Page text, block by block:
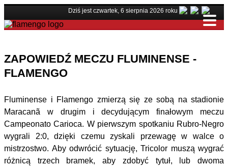
Dziś jest czwartek, 6 sierpnia 2026 roku
ZAPOWIEDŹ MECZU FLUMINENSE -
FLAMENGO
Fluminense i Flamengo zmierzą się ze sobą na stadionie
Maracanã w drugim i decydującym finałowym meczu
Campeonato Carioca. W pierwszym spotkaniu Rubro-Negro
wygrali 2:0, dzięki czemu zyskali przewagę w walce o
mistrzostwo. Aby odwrócić sytuację, Tricolor muszą wygrać
różnicą trzech bramek, aby zdobyć tytuł, lub dwoma